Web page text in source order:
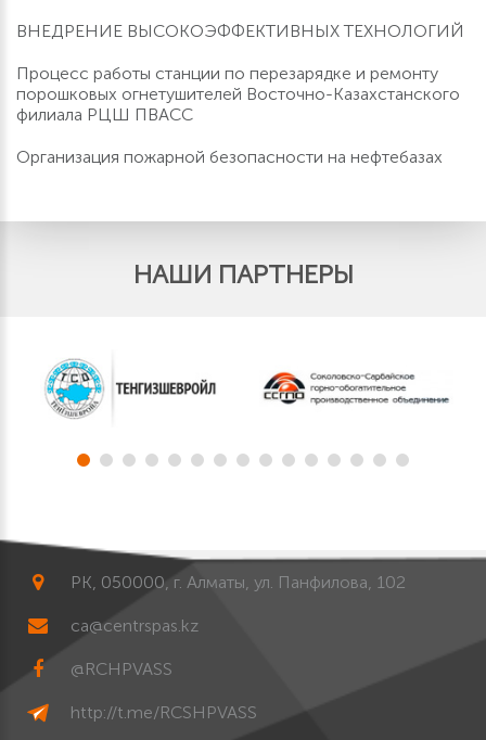
ВНЕДРЕНИЕ ВЫСОКОЭФФЕКТИВНЫХ ТЕХНОЛОГИЙ
Процесс работы станции по перезарядке и ремонту
порошковых огнетушителей Восточно-Казахстанского
филиала РЦШ ПВАСС
Организация пожарной безопасности на нефтебазах
НАШИ ПАРТНЕРЫ
РК, 050000, г. Алматы, ул. Панфилова, 102
ca@centrspas.kz
@RCHPVASS
http://t.me/RCSHPVASS